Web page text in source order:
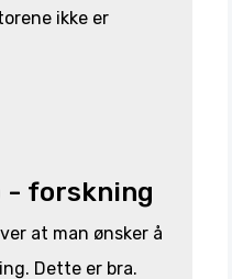
ikke er
- forskning
at man ønsker å
Dette er bra.